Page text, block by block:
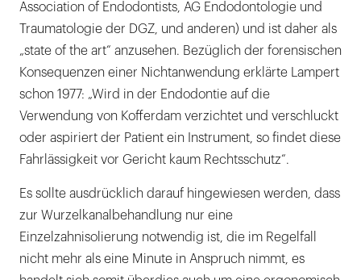
Association of Endodontists, AG Endodontologie und
Traumatologie der DGZ, und anderen) und ist daher als
„state of the art“ anzusehen. Bezüglich der forensischen
Konsequenzen einer Nichtanwendung erklärte Lampert
schon 1977: „Wird in der Endodontie auf die
Verwendung von Kofferdam verzichtet und verschluckt
oder aspiriert der Patient ein Instrument, so findet diese
Fahrlässigkeit vor Gericht kaum Rechtsschutz“.
Es sollte ausdrücklich darauf hingewiesen werden, dass
zur Wurzelkanalbehandlung nur eine
Einzelzahnisolierung notwendig ist, die im Regelfall
nicht mehr als eine Minute in Anspruch nimmt, es